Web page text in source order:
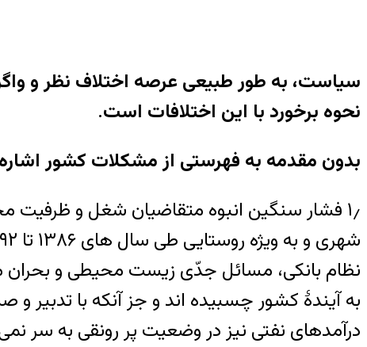
سیاست، به طور طبیعی عرصه اختلاف نظر و
نحوه برخورد با این اختلافات است.
بدون مقدمه به فهرستی از مشکلات کشور
۱٫ فشار سنگین انبوه متقاضیان شغل و ظرفیت
نظام بانکی، مسائل جدّی زیست محیطی و
به آیندۀ کشور چسبیده اند و جز آنکه با
درآمدهای نفتی نیز در وضعیت پر رونقی به سر